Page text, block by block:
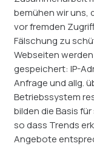
bemühen wir uns,
vor fremden
Fälschung zu
Webseiten
gespeichert: IP-
Anfrage und allg.
Betriebssystem
bilden die Basis
so dass Trends
Angebote